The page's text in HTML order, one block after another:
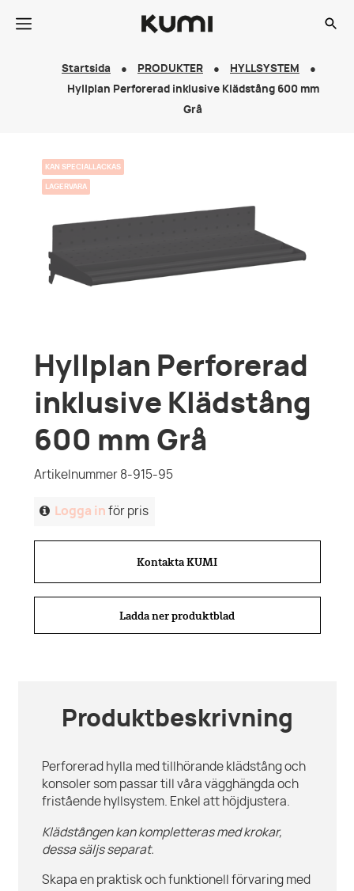
Startsida PRODUKTER
HYLLSYSTEM
Hyllplan Perforerad inklusive Klädstång 600 mm
Grå
KAN SPECIALLACKAS
LAGERVARA
Hyllplan Perforerad
inklusive Klädstång
600 mm Grå
Artikelnummer 8-915-95
Logga in för pris
Kontakta KUMI
Ladda ner produktblad
Produktbeskrivning
Perforerad hylla med tillhörande klädstång och
konsoler som passar till våra vägghängda och
fristående hyllsystem. Enkel att höjdjustera.
Klädstången kan kompletteras med krokar,
dessa säljs separat.
Skapa en praktisk och funktionell förvaring med